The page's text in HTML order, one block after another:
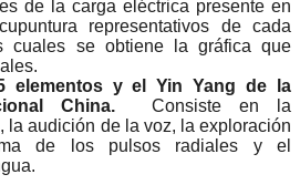
de la carga eléctrica presente en
representativos de cada
cuales se obtiene la gráfica que
elementos y el Yin Yang de la
China. Consiste en la
la audición de la voz, la exploración
de los pulsos radiales y el